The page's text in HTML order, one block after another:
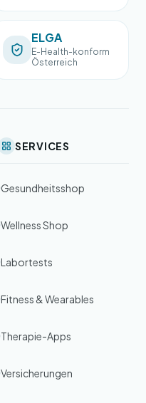
ELGA
E-Health-konform
Österreich
SERVICES
Gesundheitsshop
Wellness Shop
Labortests
Fitness & Wearables
Therapie-Apps
Versicherungen